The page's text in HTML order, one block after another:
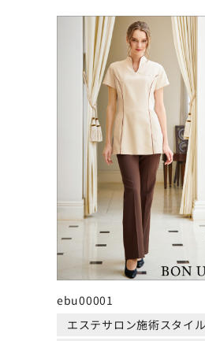
ebu00001
エステサロン施術スタイル